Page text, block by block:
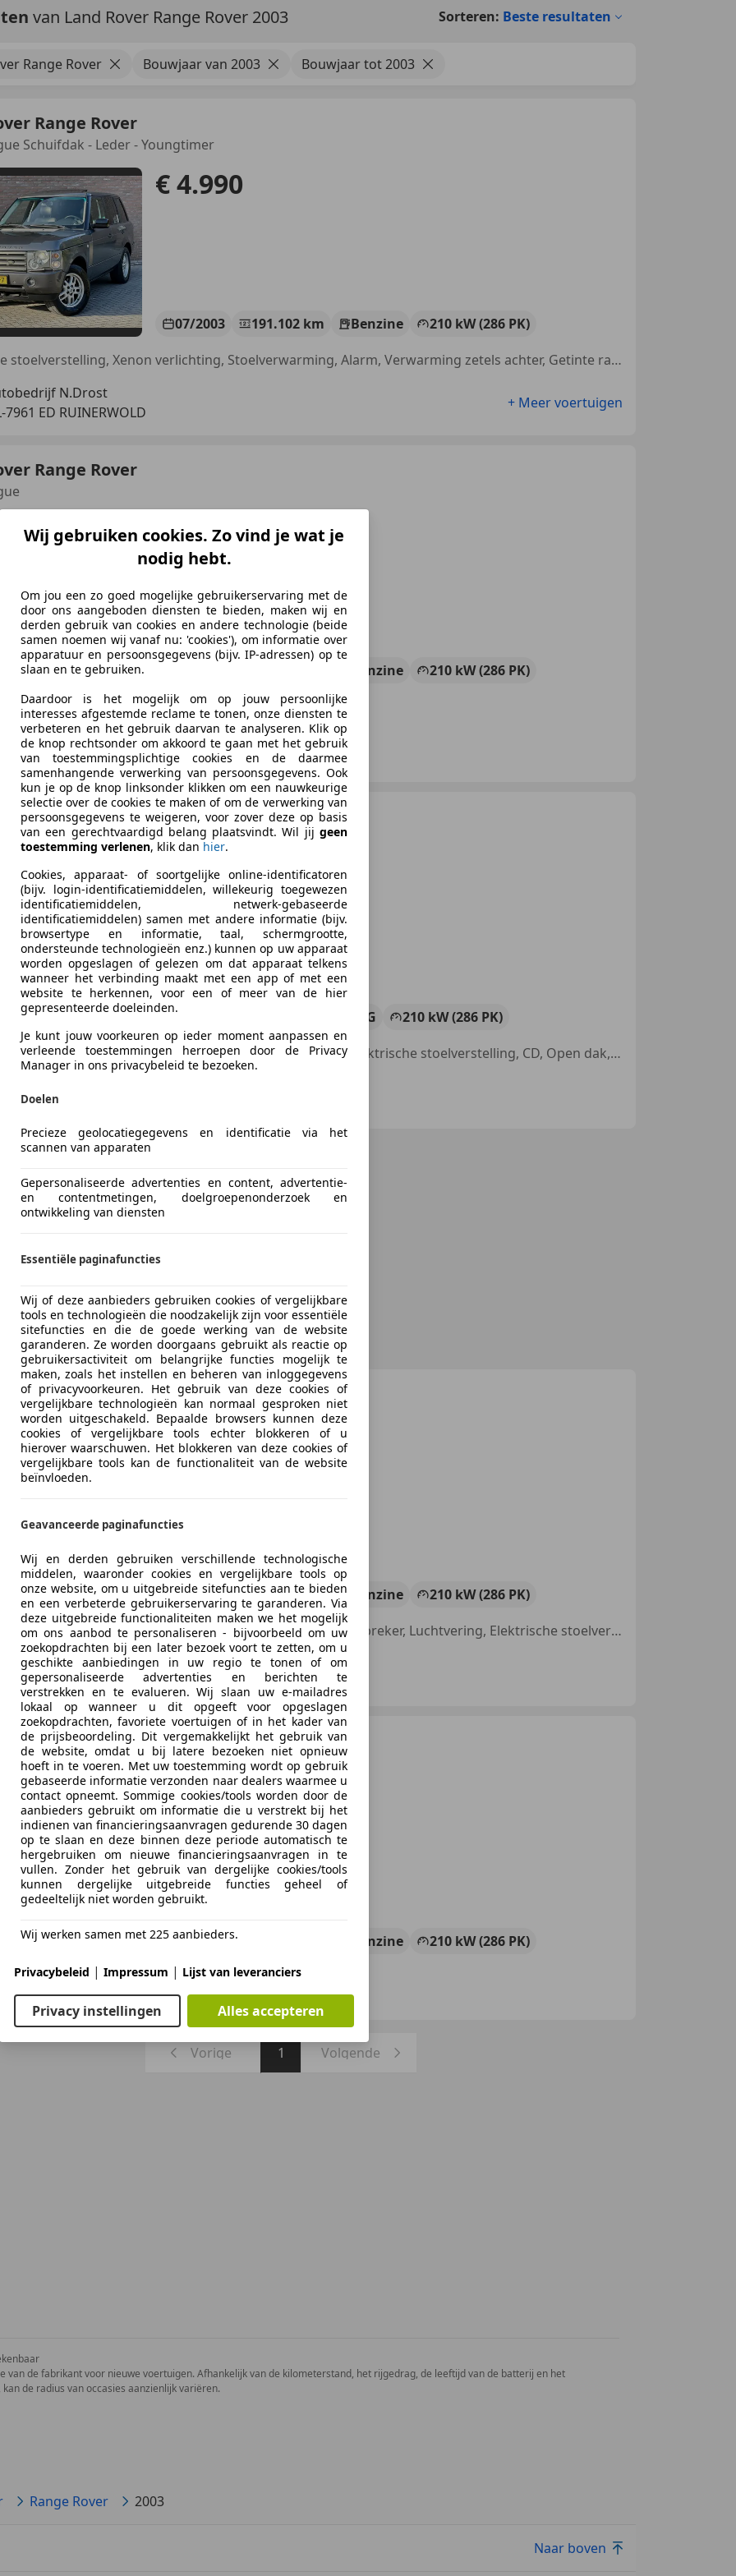
van Land Rover Range Rover 2003 Sorteren: Beste resultaten
Range Rover Bouwjaar van 2003 Bouwjaar tot 2003
Range Rover
Schuifdak - Leder - Youngtimer
€ 4.990
07/2003 191.102 km Benzine
210 kW (286 PK)
Elektrische stoelverstelling, Xenon verlichting, Stoelverwarming, Alarm, Verwarming zetels achter, Getinte ramen, Elektrische ramen, Open dak
N.Drost
7961 ED RUINERWOLD
+ Meer voertuigen
Range Rover
€ 7.950
Benzine
210 kW (286 PK)
en verkoop van jonge gebruikte auto's
de Wit Auto's
2931 AC KRIMPEN A/D LEK
Range Rover
| Schuif-/kanteldak | Luchtvering | L
€ 9.900 1
06/2003 LPG
210 kW (286 PK)
Met onderhoudshistorie, Bi-Xenon koplampen, Xenon verlichting, Elektrische stoelverstelling, CD, Open dak, Verwarming zetels achter, Navigatiesysteem
Automotive Rijssen
7461 JL RIJSSEN
Range Rover
€ 25.950
12/2003 129.000 km Benzine
210 kW (286 PK)
Garantie, 4x4, Met onderhoudshistorie, Alarm, Trekhaak, Startonderbreker, Luchtvering, Elektrische stoelverstelling
Brouns B.V.
6413 AE HEERLEN
Range Rover
Youngtimer BTW
€ 6.495 1
03/2003 Benzine
210 kW (286 PK)
RUINERWOLD
Vorige 1 Volgende
van de fabrikant voor nieuwe voertuigen. Afhankelijk van de kilometerstand, het rijgedrag, de leeftijd van de batterij en het
de radius van occasies aanzienlijk variëren.
Range Rover 2003
Naar boven
Wij gebruiken cookies. Zo vind je wat je
nodig hebt.
Om jou een zo goed mogelijke gebruikerservaring met de
door ons aangeboden diensten te bieden, maken wij en
derden gebruik van cookies en andere technologie (beide
samen noemen wij vanaf nu: 'cookies'), om informatie over
apparatuur en persoonsgegevens (bijv. IP-adressen) op te
slaan en te gebruiken.
Daardoor is het mogelijk om op jouw persoonlijke
interesses afgestemde reclame te tonen, onze diensten te
verbeteren en het gebruik daarvan te analyseren. Klik op
de knop rechtsonder om akkoord te gaan met het gebruik
van toestemmingsplichtige cookies en de daarmee
samenhangende verwerking van persoonsgegevens. Ook
kun je op de knop linksonder klikken om een nauwkeurige
selectie over de cookies te maken of om de verwerking van
persoonsgegevens te weigeren, voor zover deze op basis
van een gerechtvaardigd belang plaatsvindt. Wil jij geen
toestemming verlenen, klik dan hier.
Cookies, apparaat- of soortgelijke online-identificatoren
(bijv. login-identificatiemiddelen, willekeurig toegewezen
identificatiemiddelen, netwerk-gebaseerde
identificatiemiddelen) samen met andere informatie (bijv.
browsertype en informatie, taal, schermgrootte,
ondersteunde technologieën enz.) kunnen op uw apparaat
worden opgeslagen of gelezen om dat apparaat telkens
wanneer het verbinding maakt met een app of met een
website te herkennen, voor een of meer van de hier
gepresenteerde doeleinden.
Je kunt jouw voorkeuren op ieder moment aanpassen en
verleende toestemmingen herroepen door de Privacy
Manager in ons privacybeleid te bezoeken.
Doelen
Precieze geolocatiegegevens en identificatie via het
scannen van apparaten
Gepersonaliseerde advertenties en content, advertentie-
en contentmetingen, doelgroepenonderzoek en
ontwikkeling van diensten
Essentiële paginafuncties
Wij of deze aanbieders gebruiken cookies of vergelijkbare
tools en technologieën die noodzakelijk zijn voor essentiële
sitefuncties en die de goede werking van de website
garanderen. Ze worden doorgaans gebruikt als reactie op
gebruikersactiviteit om belangrijke functies mogelijk te
maken, zoals het instellen en beheren van inloggegevens
of privacyvoorkeuren. Het gebruik van deze cookies of
vergelijkbare technologieën kan normaal gesproken niet
worden uitgeschakeld. Bepaalde browsers kunnen deze
cookies of vergelijkbare tools echter blokkeren of u
hierover waarschuwen. Het blokkeren van deze cookies of
vergelijkbare tools kan de functionaliteit van de website
beïnvloeden.
Geavanceerde paginafuncties
Wij en derden gebruiken verschillende technologische
middelen, waaronder cookies en vergelijkbare tools op
onze website, om u uitgebreide sitefuncties aan te bieden
en een verbeterde gebruikerservaring te garanderen. Via
deze uitgebreide functionaliteiten maken we het mogelijk
om ons aanbod te personaliseren - bijvoorbeeld om uw
zoekopdrachten bij een later bezoek voort te zetten, om u
geschikte aanbiedingen in uw regio te tonen of om
gepersonaliseerde advertenties en berichten te
verstrekken en te evalueren. Wij slaan uw e-mailadres
lokaal op wanneer u dit opgeeft voor opgeslagen
zoekopdrachten, favoriete voertuigen of in het kader van
de prijsbeoordeling. Dit vergemakkelijkt het gebruik van
de website, omdat u bij latere bezoeken niet opnieuw
hoeft in te voeren. Met uw toestemming wordt op gebruik
gebaseerde informatie verzonden naar dealers waarmee u
contact opneemt. Sommige cookies/tools worden door de
aanbieders gebruikt om informatie die u verstrekt bij het
indienen van financieringsaanvragen gedurende 30 dagen
op te slaan en deze binnen deze periode automatisch te
hergebruiken om nieuwe financieringsaanvragen in te
vullen. Zonder het gebruik van dergelijke cookies/tools
kunnen dergelijke uitgebreide functies geheel of
gedeeltelijk niet worden gebruikt.
Wij werken samen met 225 aanbieders.
Privacybeleid | Impressum | Lijst van leveranciers
Privacy instellingen Alles accepteren